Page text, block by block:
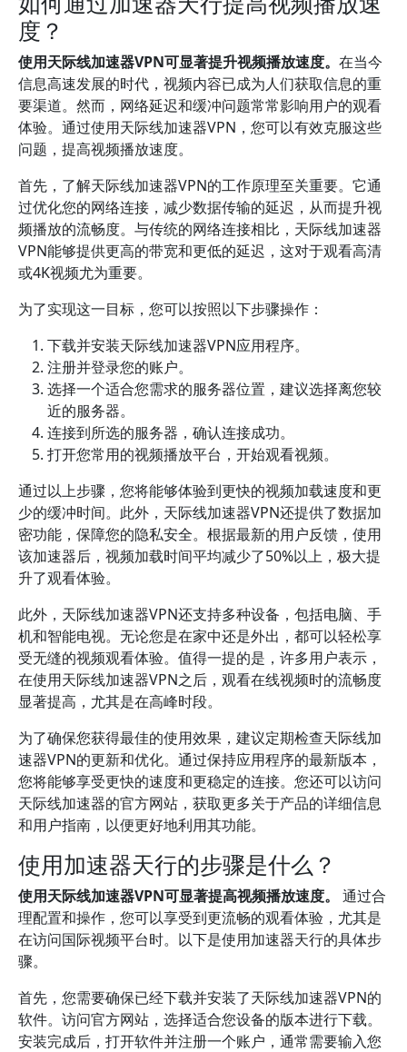
度？
使用天际线加速器VPN可显著提升视频播放速度。 在当今
信息高速发展的时代，视频内容已成为人们获取信息的重
要渠道。然而，网络延迟和缓冲问题常常影响用户的观看
体验。通过使用天际线加速器VPN，您可以有效克服这些
问题，提高视频播放速度。
首先，了解天际线加速器VPN的工作原理至关重要。它通
过优化您的网络连接，减少数据传输的延迟，从而提升视
频播放的流畅度。与传统的网络连接相比，天际线加速器
VPN能够提供更高的带宽和更低的延迟，这对于观看高清
或4K视频尤为重要。
为了实现这一目标，您可以按照以下步骤操作：
下载并安装天际线加速器VPN应用程序。
注册并登录您的账户。
选择一个适合您需求的服务器位置，建议选择离您较
近的服务器。
连接到所选的服务器，确认连接成功。
打开您常用的视频播放平台，开始观看视频。
通过以上步骤，您将能够体验到更快的视频加载速度和更
少的缓冲时间。此外，天际线加速器VPN还提供了数据加
密功能，保障您的隐私安全。根据最新的用户反馈，使用
该加速器后，视频加载时间平均减少了50%以上，极大提
升了观看体验。
此外，天际线加速器VPN还支持多种设备，包括电脑、手
机和智能电视。无论您是在家中还是外出，都可以轻松享
受无缝的视频观看体验。值得一提的是，许多用户表示，
在使用天际线加速器VPN之后，观看在线视频时的流畅度
显著提高，尤其是在高峰时段。
为了确保您获得最佳的使用效果，建议定期检查天际线加
速器VPN的更新和优化。通过保持应用程序的最新版本，
您将能够享受更快的速度和更稳定的连接。您还可以访问
天际线加速器的官方网站，获取更多关于产品的详细信息
和用户指南，以便更好地利用其功能。
使用加速器天行的步骤是什么？
使用天际线加速器VPN可显著提高视频播放速度。
通过合
理配置和操作，您可以享受到更流畅的观看体验，尤其是
在访问国际视频平台时。以下是使用加速器天行的具体步
骤。
首先，您需要确保已经下载并安装了天际线加速器VPN的
软件。访问官方网站，选择适合您设备的版本进行下载。
安装完成后，打开软件并注册一个账户，通常需要输入您